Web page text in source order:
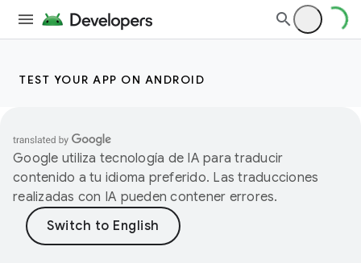
TEST YOUR APP ON ANDROID
Google utiliza tecnología de IA para traducir
contenido a tu idioma preferido. Las traducciones
realizadas con IA pueden contener errores.